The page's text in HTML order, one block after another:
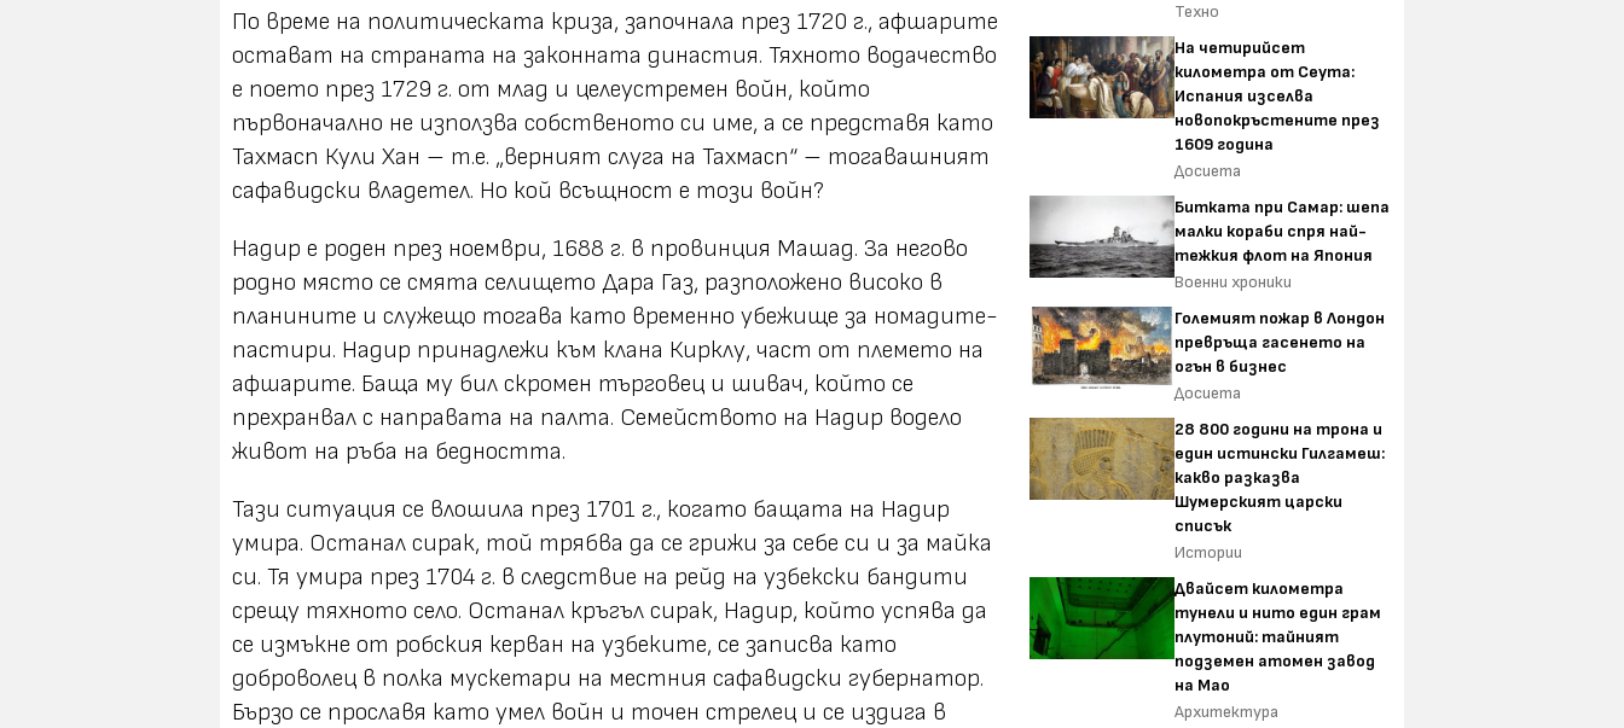
По време на политическата криза, започнала през 1720 г., афшарите
остават на страната на законната династия. Тяхното водачество
е поето през 1729 г. от млад и целеустремен войн, който
първоначално не използва собственото си име, а се представя като
Тахмасп Кули Хан – т.е. „верният слуга на Тахмасп“ – тогавашният
сафавидски владетел. Но кой всъщност е този войн?
Надир е роден през ноември, 1688 г. в провинция Машад. За негово
родно място се смята селището Дара Газ, разположено високо в
планините и служещо тогава като временно убежище за номадите-
пастири. Надир принадлежи към клана Кирклу, част от племето на
афшарите. Баща му бил скромен търговец и шивач, който се
прехранвал с направата на палта. Семейството на Надир водело
живот на ръба на бедността.
Тази ситуация се влошила през 1701 г., когато бащата на Надир
умира. Останал сирак, той трябва да се грижи за себе си и за майка
си. Тя умира през 1704 г. в следствие на рейд на узбекски бандити
срещу тяхното село. Останал кръгъл сирак, Надир, който успява да
се измъкне от робския керван на узбеките, се записва като
доброволец в полка мускетари на местния сафавидски губернатор.
Бързо се прославя като умел войн и точен стрелец и се издига в
Техно
На четирийсет
километра от Сеута:
Испания изселва
новопокръстените през
1609 година
Досиета
Битката при Самар: шепа
малки кораби спря най-
тежкия флот на Япония
Военни хроники
Големият пожар в Лондон
превръща гасенето на
огън в бизнес
Досиета
28 800 години на трона и
един истински Гилгамеш:
какво разказва
Шумерският царски
списък
Истории
Двайсет километра
тунели и нито един грам
плутоний: тайният
подземен атомен завод
на Мао
Архитектура